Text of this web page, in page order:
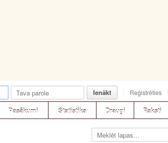
Ienākt Reģistrēties
Pasākumi Statistika Draugi Raksti